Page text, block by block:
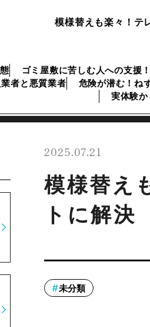
模様替えも楽々！テ
ゴミ屋敷に苦しむ人への支援
者と悪質業者
危険が潜む！ね
実体験
2025.07.21
模様替え
トに解決
未分類